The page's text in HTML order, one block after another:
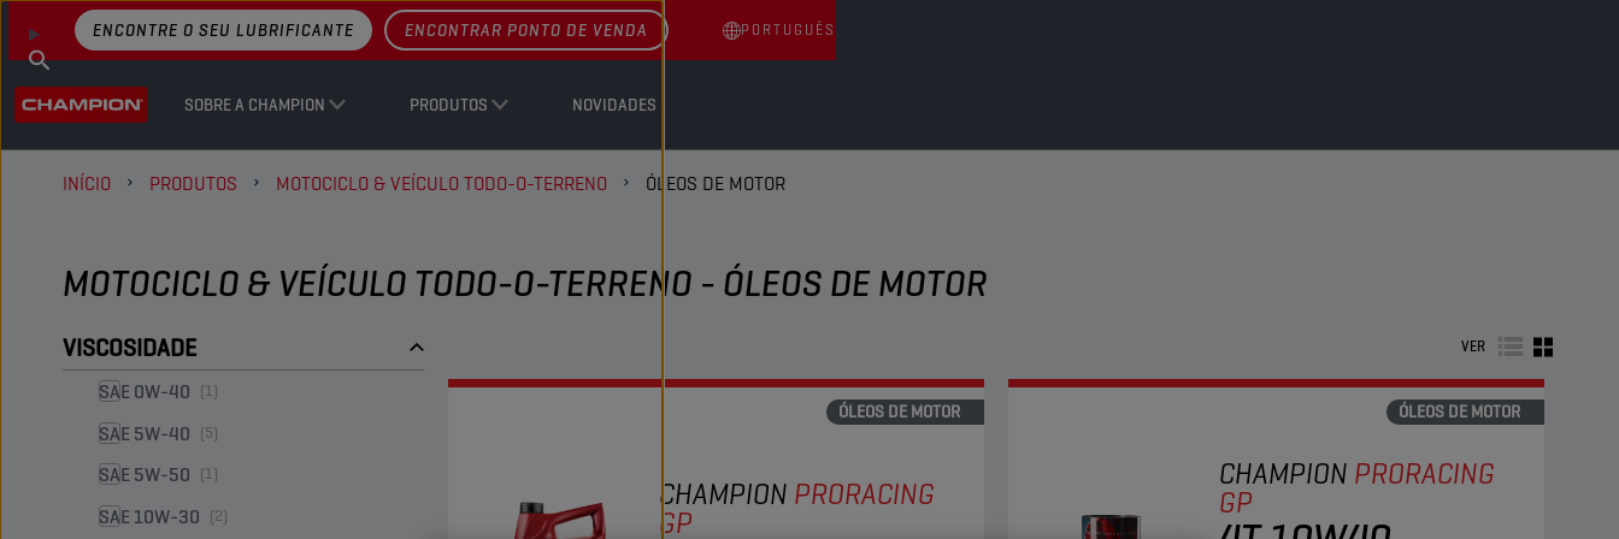
SOBRE A CHAMPION PRODUTOS NOVIDADES
ENCONTRE O SEU LUBRIFICANTE ENCONTRAR PONTO DE VENDA PORTUGUÊS
INÍCIO PRODUTOS MOTOCICLO & VEÍCULO TODO-O-TERRENO ÓLEOS DE MOTOR
MOTOCICLO & VEÍCULO TODO-O-TERRENO - ÓLEOS DE MOTOR
VISCOSIDADE
SAE 0W-40 (1)
SAE 5W-40 (5)
SAE 5W-50 (1)
SAE 10W-30 (2)
VER
ÓLEOS DE MOTOR
CHAMPION PRORACING
GP
ÓLEOS DE MOTOR
CHAMPION PRORACING
GP